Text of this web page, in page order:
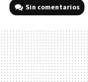
Sin comentarios